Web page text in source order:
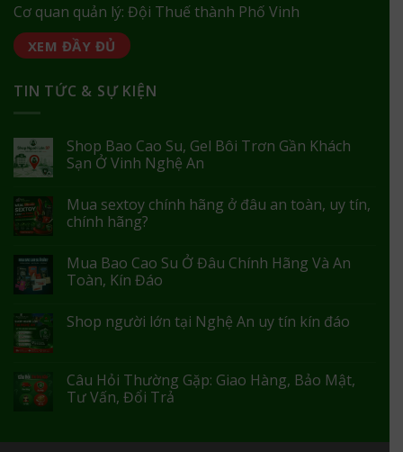
Cơ quan quản lý: Đội Thuế thành Phố Vinh
XEM ĐẦY ĐỦ
TIN TỨC & SỰ KIỆN
Shop Bao Cao Su, Gel Bôi Trơn Gần Khách
Sạn Ở Vinh Nghệ An
Mua sextoy chính hãng ở đâu an toàn, uy tín,
chính hãng?
Mua Bao Cao Su Ở Đâu Chính Hãng Và An
Toàn, Kín Đáo
Shop người lớn tại Nghệ An uy tín kín đáo
Câu Hỏi Thường Gặp: Giao Hàng, Bảo Mật,
Tư Vấn, Đổi Trả